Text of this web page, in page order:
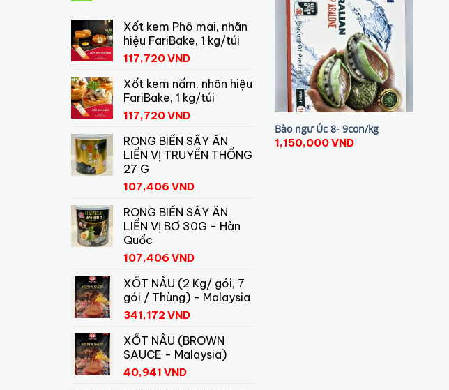
Xốt kem Phô mai, nhãn
hiệu FariBake, 1 kg/túi
117,720VND
Xốt kem nấm, nhãn hiệu
FariBake, 1 kg/túi
117,720VND
RONG BIỂN SẤY ĂN
LIỀN VỊ TRUYỀN THỐNG
27 G
107,406 VND
RONG BIỂN SẤY ĂN
LIỀN VỊ BƠ 30G - Hàn
Quốc
107,406 VND
XỐT NÂU (2 Kg/ gói, 7
gói / Thùng) - Malaysia
341,172 VND
XỐT NÂU (BROWN
SAUCE - Malaysia)
40,941 VND
Bào ngư Úc 8- 9con/kg
1,150,000VND